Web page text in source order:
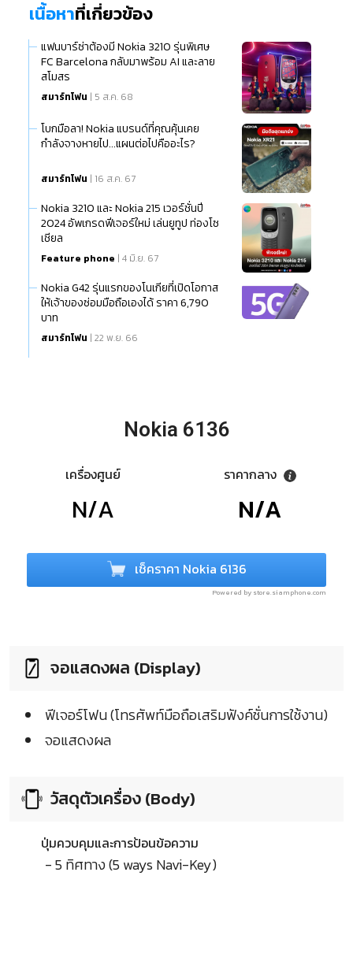
เนื้อหาที่เกี่ยวข้อง
แฟนบาร์ซ่าต้องมี Nokia 3210 รุ่นพิเศษ
FC Barcelona กลับมาพร้อม AI และลาย
สโมสร
สมาร์ทโฟน | 5 ส.ค. 68
โบกมือลา! Nokia แบรนด์ที่คุณคุ้นเคย
กำลังจางหายไป...แผนต่อไปคืออะไร?
สมาร์ทโฟน | 16 ส.ค. 67
Nokia 3210 และ Nokia 215 เวอร์ชั่นปี
2024 อัพเกรดฟีเจอร์ใหม่ เล่นยูทูป ท่องโซ
เชียล
Feature phone | 4 มิ.ย. 67
Nokia G42 รุ่นแรกของโนเกียที่เปิดโอกาส
ให้เจ้าของซ่อมมือถือเองได้ ราคา 6,790
บาท
สมาร์ทโฟน | 22 พ.ย. 66
Nokia 6136
เครื่องศูนย์
N/A
ราคากลาง
N/A
เช็คราคา Nokia 6136
Powered by store.siamphone.com
จอแสดงผล (Display)
ฟีเจอร์โฟน (โทรศัพท์มือถือเสริมฟังค์ชั่นการใช้งาน)
จอแสดงผล
วัสดุตัวเครื่อง (Body)
ปุ่มควบคุมและการป้อนข้อความ
- 5 ทิศทาง (5 ways Navi-Key)